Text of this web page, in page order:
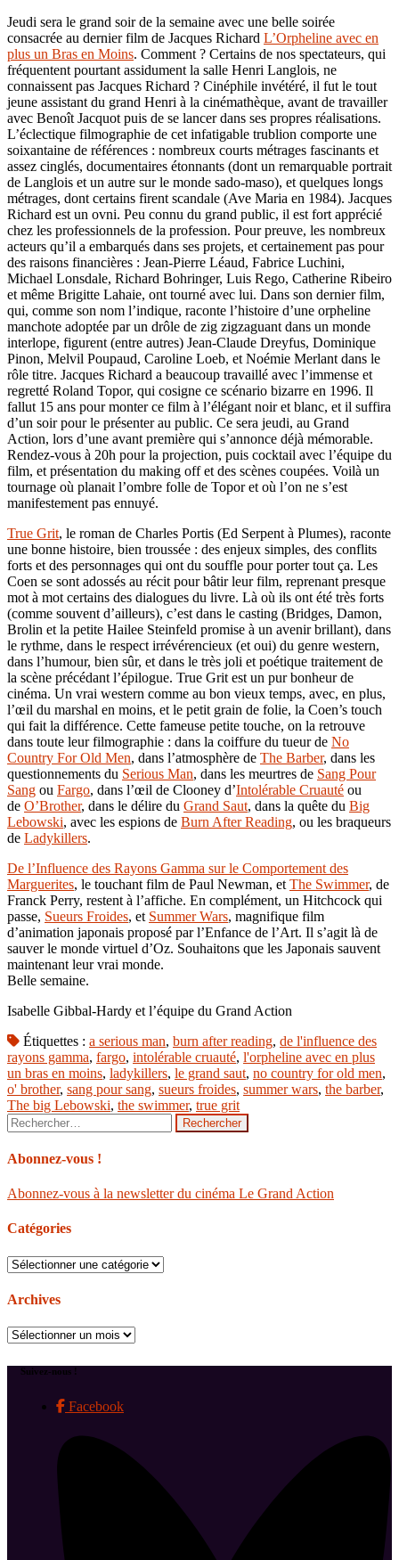
Jeudi sera le grand soir de la semaine avec une belle soirée
consacrée au dernier film de Jacques Richard L’Orpheline avec en
plus un Bras en Moins. Comment ? Certains de nos spectateurs, qui
fréquentent pourtant assidument la salle Henri Langlois, ne
connaissent pas Jacques Richard ? Cinéphile invétéré, il fut le tout
jeune assistant du grand Henri à la cinémathèque, avant de travailler
avec Benoît Jacquot puis de se lancer dans ses propres réalisations.
L’éclectique filmographie de cet infatigable trublion comporte une
soixantaine de références : nombreux courts métrages fascinants et
assez cinglés, documentaires étonnants (dont un remarquable portrait
de Langlois et un autre sur le monde sado-maso), et quelques longs
métrages, dont certains firent scandale (Ave Maria en 1984). Jacques
Richard est un ovni. Peu connu du grand public, il est fort apprécié
chez les professionnels de la profession. Pour preuve, les nombreux
acteurs qu’il a embarqués dans ses projets, et certainement pas pour
des raisons financières : Jean-Pierre Léaud, Fabrice Luchini,
Michael Lonsdale, Richard Bohringer, Luis Rego, Catherine Ribeiro
et même Brigitte Lahaie, ont tourné avec lui. Dans son dernier film,
qui, comme son nom l’indique, raconte l’histoire d’une orpheline
manchote adoptée par un drôle de zig zigzaguant dans un monde
interlope, figurent (entre autres) Jean-Claude Dreyfus, Dominique
Pinon, Melvil Poupaud, Caroline Loeb, et Noémie Merlant dans le
rôle titre. Jacques Richard a beaucoup travaillé avec l’immense et
regretté Roland Topor, qui cosigne ce scénario bizarre en 1996. Il
fallut 15 ans pour monter ce film à l’élégant noir et blanc, et il suffira
d’un soir pour le présenter au public. Ce sera jeudi, au Grand
Action, lors d’une avant première qui s’annonce déjà mémorable.
Rendez-vous à 20h pour la projection, puis cocktail avec l’équipe du
film, et présentation du making off et des scènes coupées. Voilà un
tournage où planait l’ombre folle de Topor et où l’on ne s’est
manifestement pas ennuyé.
True Grit, le roman de Charles Portis (Ed Serpent à Plumes), raconte
une bonne histoire, bien troussée : des enjeux simples, des conflits
forts et des personnages qui ont du souffle pour porter tout ça. Les
Coen se sont adossés au récit pour bâtir leur film, reprenant presque
mot à mot certains des dialogues du livre. Là où ils ont été très forts
(comme souvent d’ailleurs), c’est dans le casting (Bridges, Damon,
Brolin et la petite Hailee Steinfeld promise à un avenir brillant), dans
le rythme, dans le respect irrévérencieux (et oui) du genre western,
dans l’humour, bien sûr, et dans le très joli et poétique traitement de
la scène précédant l’épilogue. True Grit est un pur bonheur de
cinéma. Un vrai western comme au bon vieux temps, avec, en plus,
l’œil du marshal en moins, et le petit grain de folie, la Coen’s touch
qui fait la différence. Cette fameuse petite touche, on la retrouve
dans toute leur filmographie : dans la coiffure du tueur de No
Country For Old Men, dans l’atmosphère de The Barber, dans les
questionnements du Serious Man, dans les meurtres de Sang Pour
Sang ou Fargo, dans l’œil de Clooney d’Intolérable Cruauté ou
de O’Brother, dans le délire du Grand Saut, dans la quête du Big
Lebowski, avec les espions de Burn After Reading, ou les braqueurs
de Ladykillers.
De l’Influence des Rayons Gamma sur le Comportement des
Marguerites, le touchant film de Paul Newman, et The Swimmer, de
Franck Perry, restent à l’affiche. En complément, un Hitchcock qui
passe, Sueurs Froides, et Summer Wars, magnifique film
d’animation japonais proposé par l’Enfance de l’Art. Il s’agit là de
sauver le monde virtuel d’Oz. Souhaitons que les Japonais sauvent
maintenant leur vrai monde.
Belle semaine.
Isabelle Gibbal-Hardy et l’équipe du Grand Action
Étiquettes : a serious man, burn after reading, de l'influence des
rayons gamma, fargo, intolérable cruauté, l'orpheline avec en plus
un bras en moins, ladykillers, le grand saut, no country for old men,
o' brother, sang pour sang, sueurs froides, summer wars, the barber,
The big Lebowski, the swimmer, true grit
Rechercher :
Abonnez-vous !
Abonnez-vous à la newsletter du cinéma Le Grand Action
Catégories
Catégories
Archives
Archives
Suivez-nous !
Facebook